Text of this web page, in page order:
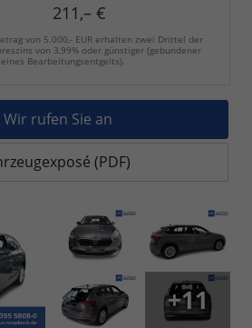
211,– €
von 5.000,- EUR erhalten zwei Drittel der
von 3,99% oder günstiger (gebundener
Bearbeitungsentgelts).
Wir rufen Sie an
(PDF)
+11